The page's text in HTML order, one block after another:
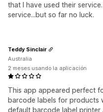
that I have used their
service...but so far no luck.
This app appeared perfect
barcode labels for products
default barcode label printer
Teddy Sinclair
Australia
2 meses usando la aplicación